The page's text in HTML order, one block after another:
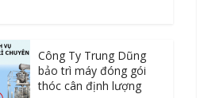
Công Ty Trung Dũng
bảo trì máy đóng gói
thóc cân định lượng